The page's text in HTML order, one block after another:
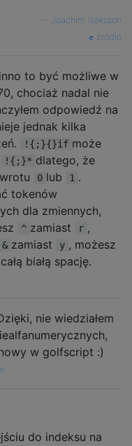
new int[length];
origStart,
Joachim Isaksson
źródło
to być możliwe w
chociaż nadal nie
odpowiedź na
jednak kilka
!{;}{}if może
!{;}* dlatego, że
0 lub 1 .
tokenów
dla zmiennych,
^ zamiast r ,
& zamiast y , możesz
białą spację.
nie wiedziałem
w golfscript :)
do indeksu na